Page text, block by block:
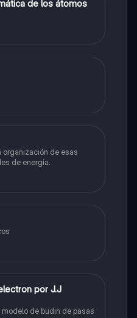
de los átomos
organización de esas
de energía.
por J.J
de budin de pasas